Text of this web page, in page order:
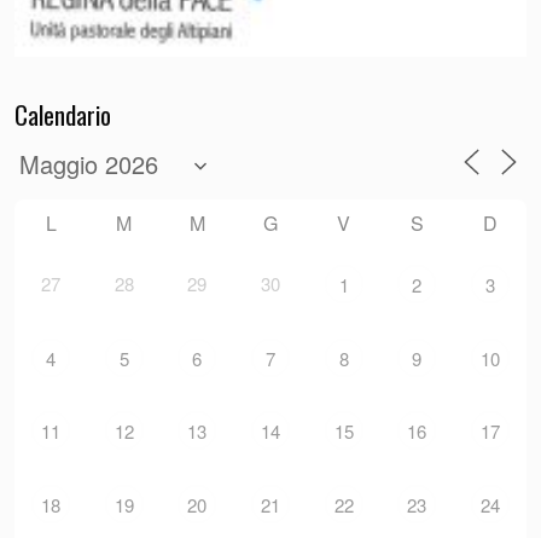
Calendario
L M M G V S D
27 28 29 30 1 2 3
4 5 6 7 8 9 10
11 12 13 14 15 16 17
18 19 20 21 22 23 24